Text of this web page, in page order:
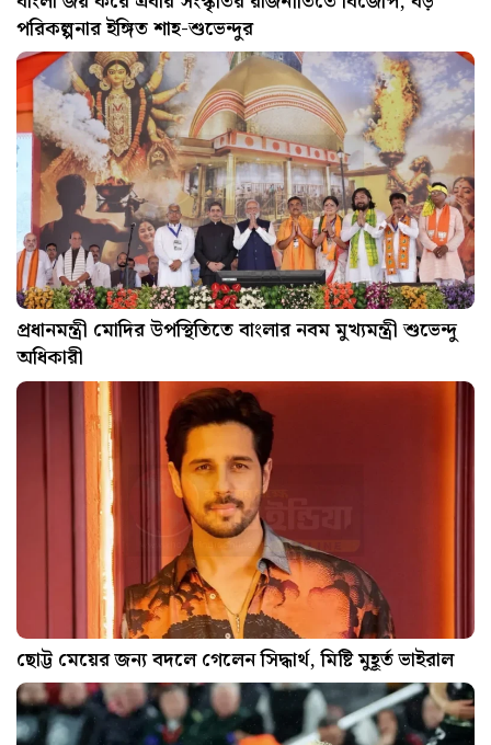
পরিকল্পনার ইঙ্গিত শাহ-শুভেন্দুর
প্রধানমন্ত্রী মোদির উপস্থিতিতে বাংলার নবম মুখ্যমন্ত্রী শুভেন্দু
অধিকারী
ছোট্ট মেয়ের জন্য বদলে গেলেন সিদ্ধার্থ, মিষ্টি মুহূর্ত ভাইরাল